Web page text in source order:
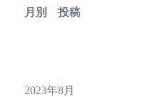
月別 投稿
2023年8月